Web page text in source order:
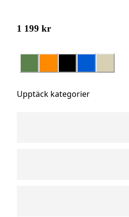
1 199 kr
Upptäck kategorier